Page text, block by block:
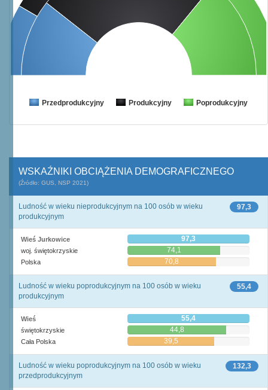
Przedprodukcyjny Produkcyjny Poprodukcyjny
WSKAŹNIKI OBCIĄŻENIA DEMOGRAFICZNEGO
(Źródło: GUS, NSP 2021)
97,3
Ludność w wieku nieprodukcyjnym na 100 osób w wieku
produkcyjnym
Wieś Jurkowice 97,3
woj. świętokrzyskie 74,1
Polska 70,8
55,4
Ludność w wieku poprodukcyjnym na 100 osób w wieku
produkcyjnym
Wieś 55,4
świętokrzyskie 44,8
Cała Polska 39,5
132,3
Ludność w wieku poprodukcyjnym na 100 osób w wieku
przedprodukcyjnym